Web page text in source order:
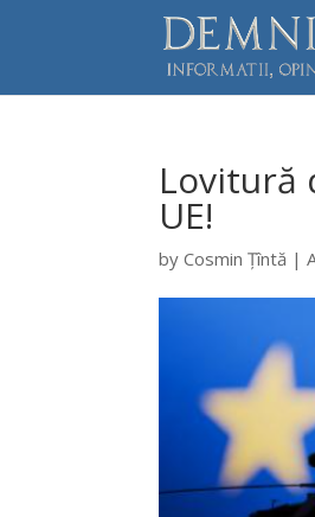
Lovitură
UE!
byCosmin Țîntă |